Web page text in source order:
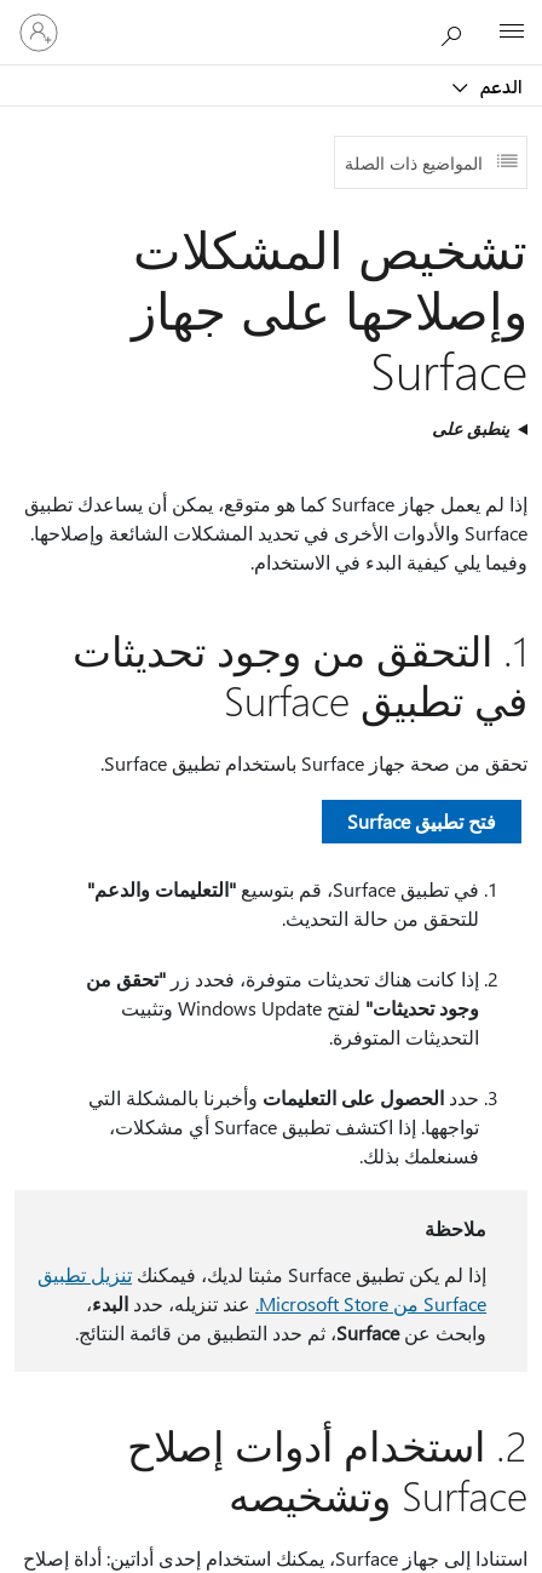
الدعم
تسجيل
الدخول
إلى
المواضيع ذات الصلة
تشخيص المشكلات
وإصلاحها على جهاز
Surface
ينطبق على
إذا لم يعمل جهاز Surface كما هو متوقع، يمكن أن يساعدك تطبيق
Surface والأدوات الأخرى في تحديد المشكلات الشائعة وإصلاحها.
وفيما يلي كيفية البدء في الاستخدام.
1. التحقق من وجود تحديثات
في تطبيق Surface
تحقق من صحة جهاز Surface باستخدام تطبيق Surface.
فتح تطبيق Surface
في تطبيق Surface، قم بتوسيع
"التعليمات والدعم"
للتحقق من حالة التحديث.
إذا كانت هناك تحديثات متوفرة، فحدد زر "تحقق من
وجود تحديثات"
لفتح Windows Update وتثبيت
التحديثات المتوفرة.
حدد الحصول على التعليمات وأخبرنا بالمشكلة التي
تواجهها. إذا اكتشف تطبيق Surface أي مشكلات،
فسنعلمك بذلك.
ملاحظة
إذا لم يكن تطبيق Surface مثبتا لديك، فيمكنك
تنزيل تطبيق
Surface من Microsoft Store.
عند تنزيله، حدد البدء،
وابحث عنSurface، ثم حدد التطبيق من قائمة النتائج.
2. استخدام أدوات إصلاح
Surface وتشخيصه
استنادا إلى جهاز Surface، يمكنك استخدام إحدى أداتين: أداة إصلاح